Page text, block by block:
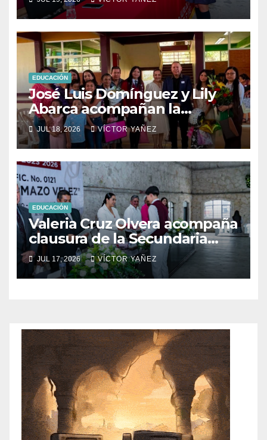
EDUCACIÓN
José Luis Domínguez y Lily
Abarca acompañan la
graduación del CBT Tlatlaya
en Coatepec.
JUL 18, 2026 VÍCTOR YAÑEZ
EDUCACIÓN
Valeria Cruz Olvera acompaña
clausura de la Secundaria
Oficial No. 0121 de Aculco y
reconoce el esfuerzo de la
generación 2023–2026
JUL 17, 2026 VÍCTOR YAÑEZ